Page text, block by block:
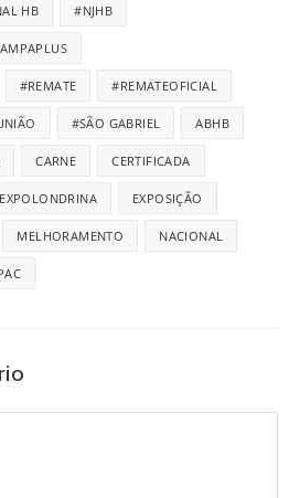
HB #NJHB
#REMATE #REMATEOFICIAL
#SÃO GABRIEL ABHB
CARNE CERTIFICADA
EXPOLONDRINA EXPOSIÇÃO
MELHORAMENTO NACIONAL